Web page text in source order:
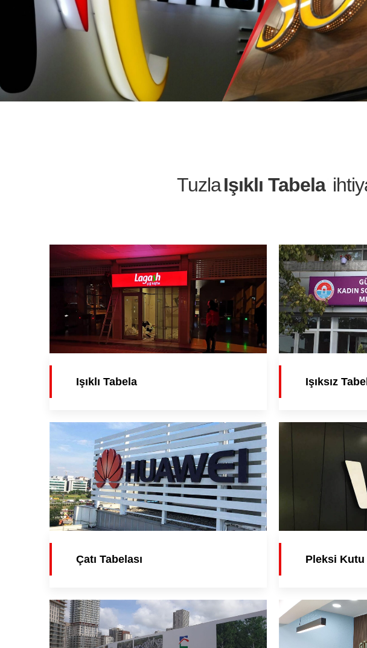
TuzlaIşıklı Tabela
Işıklı Tabela Işıksız
Çatı Tabelası Pleksi Kutu